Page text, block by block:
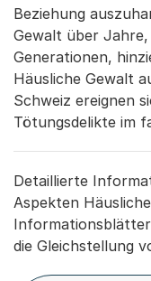
Beziehung
Gewalt über
Generationen,
Häusliche Gewalt
Schweiz ereignen
Tötungsdelikte im
Detaillierte
Aspekten
die Gleichstellung